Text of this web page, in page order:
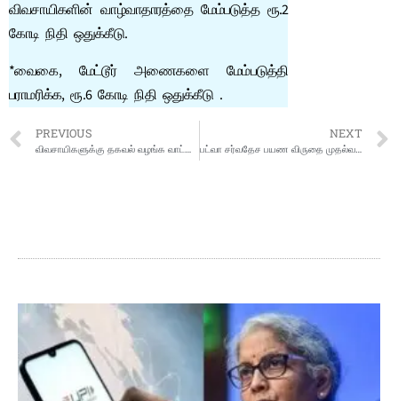
விவசாயிகளின் வாழ்வாதாரத்தை மேம்படுத்த ரூ.2
கோடி நிதி ஒதுக்கீடு.
*வைகை, மேட்டூர் அணைகளை மேம்படுத்தி
பராமரிக்க, ரூ.6 கோடி நிதி ஒதுக்கீடு .
PREVIOUS
விவசாயிகளுக்கு தகவல் வழங்க வாட்ஸ்-ஆப் குழுக்கள் : வேளாண் பட்ஜெட்டில் தகவல்!!
NEXT
பட்வா சர்வதேச பயண விருதை முதல்வரிடம் காண்பித்து ஆசிபெற்ற அமைச்சர்